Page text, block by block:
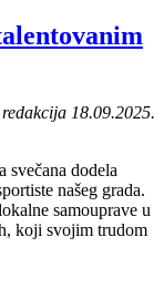
18.09.2025.
svečana dodela
našeg grada.
samouprave u
koji svojim trudom